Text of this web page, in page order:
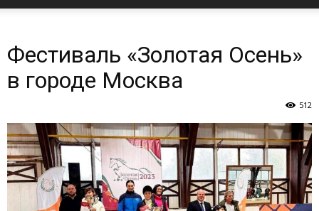
Фестиваль «Золотая Осень»
в городе Москва
512